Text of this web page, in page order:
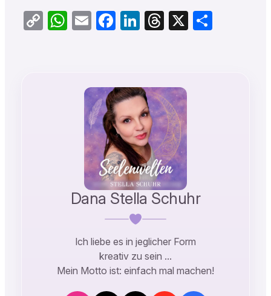
CopyWhatsApp
EmailFacebook
LinkedIn
Threads
X Teilen
Dana Stella Schuhr
Ich liebe es in jeglicher Form
kreativ zu sein …
Mein Motto ist: einfach mal machen!